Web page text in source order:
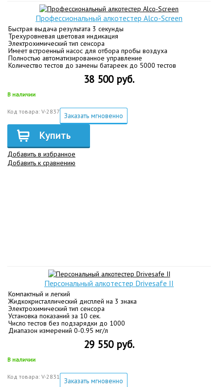
Профессиональный алкотестер Alco-Screen
Быстрая выдача результата 3 секунды
Трехуровневая цветовая индикация
Электрохимический тип сенсора
Имеет встроенный насос для отбора пробы воздуха
Полностью автоматизированное управление
Количество тестов до замены батареек до 5000 тестов
38 500 руб.
В наличии
Код товара: V-2837 Заказать мгновенно
Купить
Добавить в избранное
Добавить к сравнению
Персональный алкотестер Drivesafe II
Компактный и легкий
Жидкокристаллический дисплей на 3 знака
Электрохимический тип сенсора
Установка показаний за 10 сек.
Число тестов без подзарядки до 1000
Диапазон измерений 0-0.95 мг/л
29 550 руб.
В наличии
Код товара: V-2831 Заказать мгновенно